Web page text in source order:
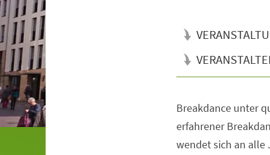
Breakdance unter
erfahrener
wendet sich an alle